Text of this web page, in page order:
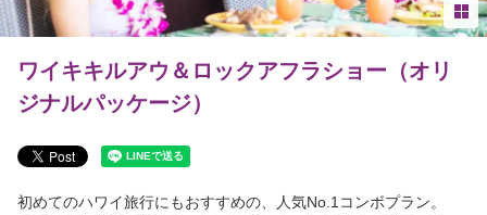
ロックアフラ
ロックアフラショー（チケット販売）
ルアウディナー付きパッケージ
ワイキキルアウ
ワイキキルアウ＆ロックアフラショー（オリ
ジナルパッケージ）
初めてのハワイ旅行にもおすすめの、人気No.1コンボプラン。